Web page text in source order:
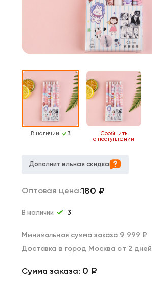
В наличии: 3
Сообщить
о поступлении
Дополнительная скидка
Оптовая цена:180 ₽
В наличии 3
Минимальная сумма заказа 9 999 ₽
Доставка в город Москва от 2 дней
Сумма заказа: 0 ₽